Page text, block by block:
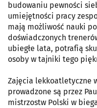
budowaniu pewności
umiejętności pracy
mają możliwość nauki
doświadczonych
ubiegłe lata, potrafią
osoby w tajniki tego
Zajęcia lekkoatletyczne
prowadzone są przez
mistrzostw Polski w